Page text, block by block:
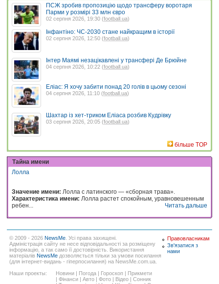
ПСЖ зробив пропозицію щодо трансферу воротаря
Парми у розмірі 33 млн євро
02 серпня 2026, 19:30 (football.ua)
Інфантіно: ЧС-2030 стане найкращим в історії
02 серпня 2026, 12:50 (football.ua)
Інтер Маямі незацікавлені у трансфері Де Брюйне
04 серпня 2026, 10:22 (football.ua)
Еліас: Я хочу забити понад 20 голів в цьому сезоні
04 серпня 2026, 11:10 (football.ua)
Шахтар із хет-триком Еліаса розбив Кудрівку
03 серпня 2026, 20:05 (football.ua)
більше TOP
Тайна имени
Лолла
Значение имени: Лолла с латинского — «сборная трава».
Характеристика имени: Лолла растет спокойным, уравновешенным
ребен...
Читать дальше
© 2009 - 2026 NewsMe . Усі права захищені.
Адміністрація сайту не несе відповідальності за розміщену
інформацію, а так само її достовірність. Використання
матеріалів NewsMe дозволяється тільки за умови посилання
(для інтернет-видань - гіперпосилання) на NewsMe.com.ua.
Наши проекты:
Новини | Погода | Гороскоп | Прикмети
| Фінанси | Авто | Фото | Відео | Сонник
Правовласникам
Зв'язатися з
нами